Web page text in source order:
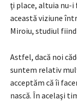
ţi place, altuia nu-i
această viziune
Miroiu, studiul
Astfel, dacă noi
suntem relativ
acceptăm că îi
nască. În acelaşi